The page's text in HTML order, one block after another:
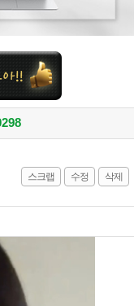
스크랩 수정 삭제